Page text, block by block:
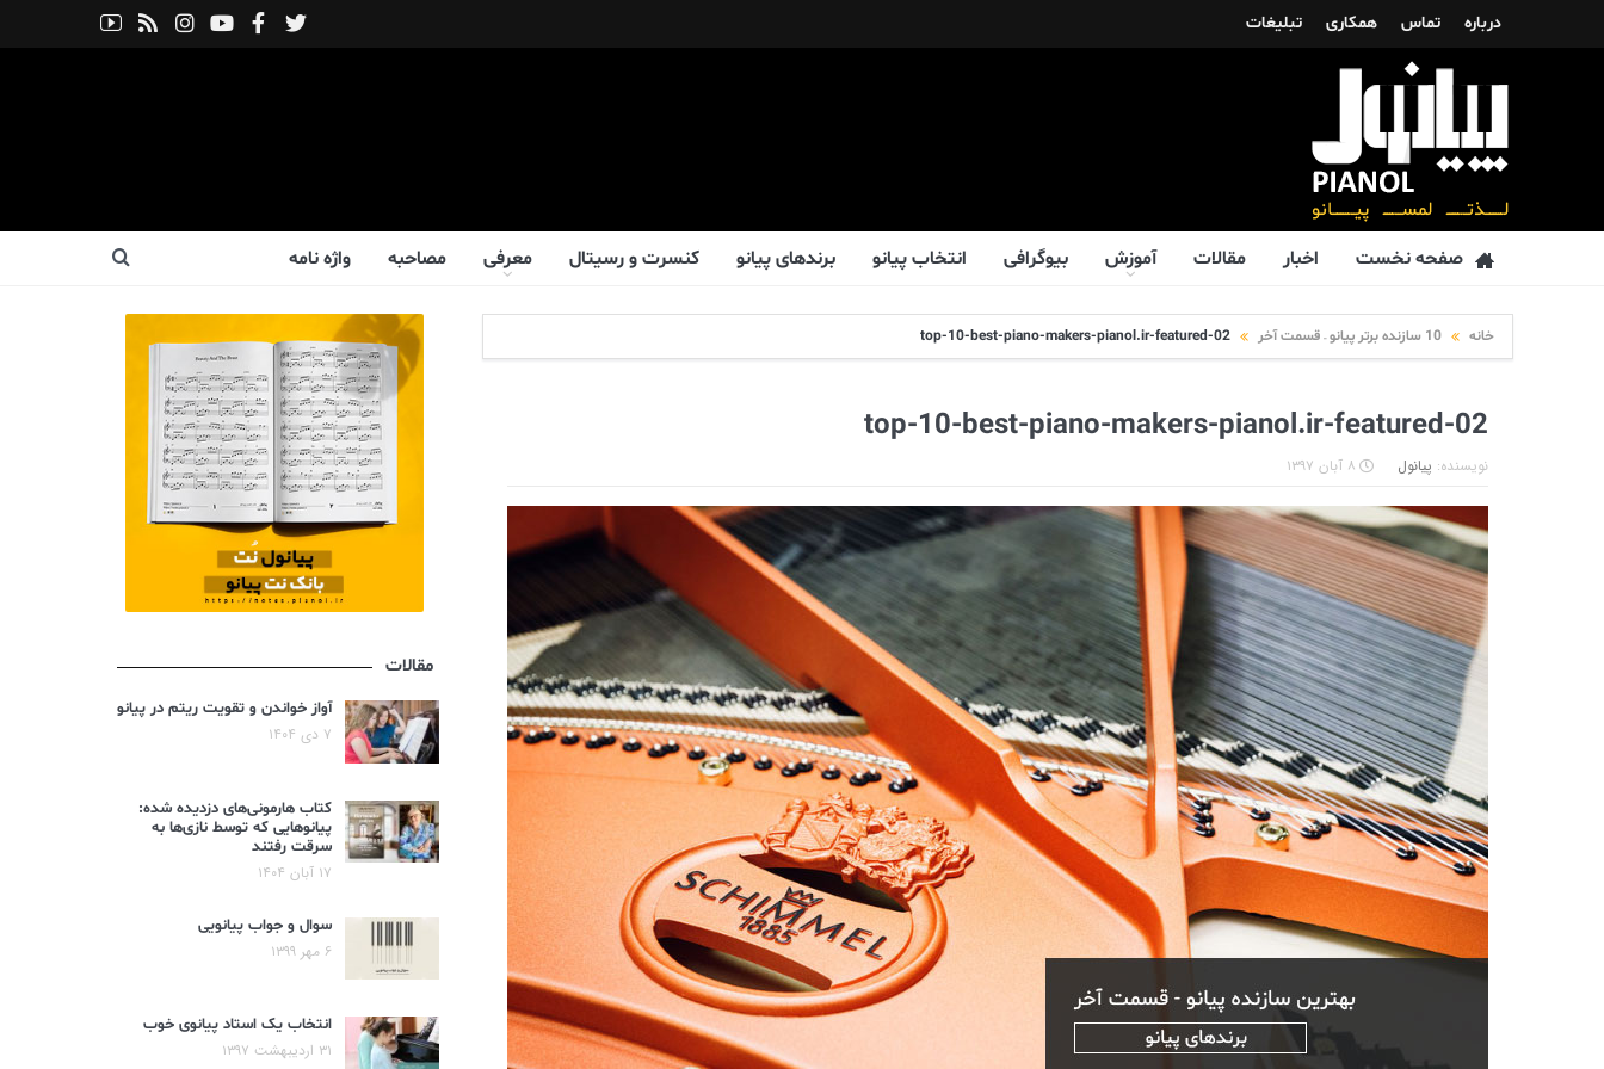
درباره تماس همکاری تبلیغات
صفحه نخست اخبار مقالات آموزش بیوگرافی انتخاب پیانو برندهای پیانو کنسرت و رسیتال معرفی مصاحبه واژه نامه
خانه 10 سازنده برتر پیانو – قسمت آخر top-10-best-piano-makers-pianol.ir-featured-02
top-10-best-piano-makers-pianol.ir-featured-02
نویسنده: پیانول ۸ آبان ۱۳۹۷
مقالات
آواز خواندن و تقویت ریتم در پیانو
۷ دی ۱۴۰۴
کتاب هارمونی‌های دزدیده شده:
پیانوهایی که توسط نازی‌ها به
سرقت رفتند
۱۷ آبان ۱۴۰۴
سوال و جواب پیانویی
۶ مهر ۱۳۹۹
انتخاب یک استاد پیانوی خوب
۳۱ اردیبهشت ۱۳۹۷